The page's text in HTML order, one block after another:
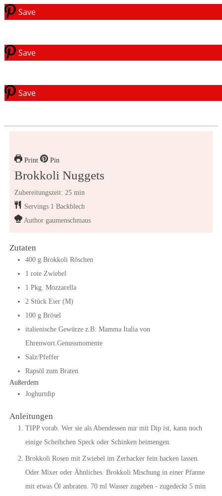
Save
Save
Save
Print Pin
Brokkoli Nuggets
Zubereitungszeit: 25 min
Servings 1 Backblech
Author gaumenschmaus
Zutaten
400 g Brokkoli Röschen
1 rote Zwiebel
1 Pkg. Mozzarella
2 Stück Eier (M)
100 g Brösel
italienische Gewürze z.B: Mamma Italia von
Ehrenwort.Genussmomente
Salz/Pfeffer
Rapsöl zum Braten
Außerdem
Joghurtdip
Anleitungen
TIPP vorab. Wer sie als Abendessen nur mit Dip ist, kann noch
einige Scheibchen Speck oder Schinken beimengen.
Brokkoli Rosen mit Zwiebel im Zerhacker fein hacken lassen.
Oder Mixer oder Ähnliches. Brokkoli Mischung in einer Pfanne
mit etwas Öl anbraten. 70 ml Wasser zugeben - zugedeckt 5 min